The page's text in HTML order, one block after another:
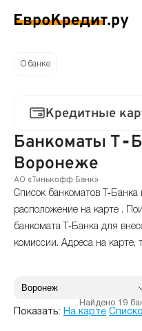
О банке
Кредитные
Банкоматы
Воронеже
АО «Тинькофф Банк»
Список банкоматов
расположение на карте .
банкомата Т‑Банка для
комиссии. Адреса на
Найдено 19
Показать: На карте